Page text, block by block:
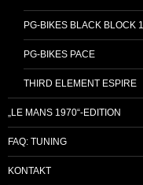
PG-BIKES BLACK BLOCK 1
PG-BIKES PACE
THIRD ELEMENT ESPIRE
„LE MANS 1970“-EDITION
FAQ: TUNING
KONTAKT